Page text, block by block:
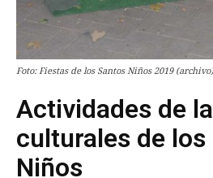
Foto: Fiestas de los Santos Niños 2019 (archivo)
Actividades de
culturales de los
Niños